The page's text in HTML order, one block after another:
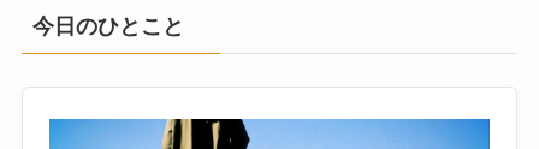
今日のひとこと